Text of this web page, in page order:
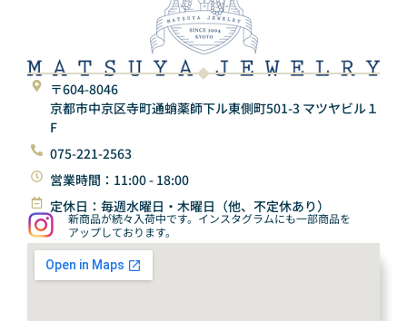
〒604-8046
京都市中京区寺町通蛸薬師下ル東側町501-3 マツヤビル１
F
075-221-2563
営業時間：11:00 - 18:00
定休日：毎週水曜日・木曜日（他、不定休あり）
新商品が続々入荷中です。インスタグラムにも一部商品を
アップしております。